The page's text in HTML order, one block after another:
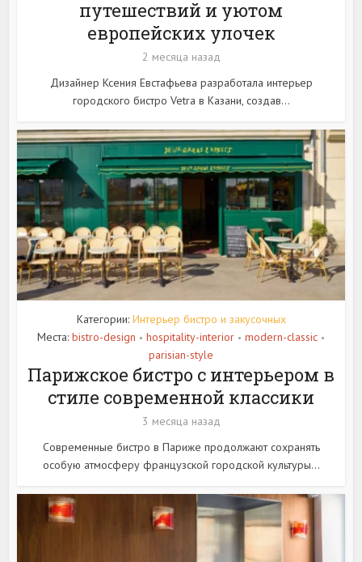
путешествий и уютом
европейских улочек
2 месяца назад
Дизайнер Ксения Евстафьева разработала интерьер
городского бистро Vetra в Казани, создав...
Категории: Интерьер бистро и закусочных
Места: bistro-design • hospitality-interior • modern-classic •
parisian-style
Парижское бистро с интерьером в
стиле современной классики
3 месяца назад
Современные бистро в Париже продолжают сохранять
особую атмосферу французской городской культуры...